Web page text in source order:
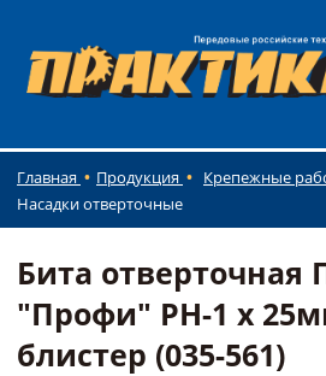
Главная Продукция Крепежные
Насадки отверточные
Бита
"Профи" PH-1 х
блистер (035-561)